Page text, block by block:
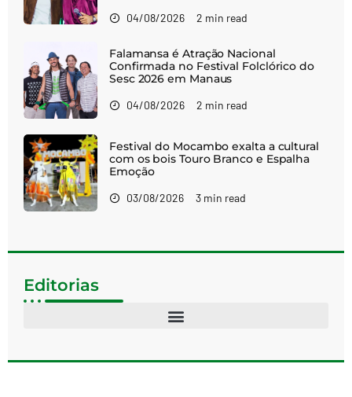
04/08/2026 2 min read
Falamansa é Atração Nacional
Confirmada no Festival Folclórico do
Sesc 2026 em Manaus
04/08/2026 2 min read
Festival do Mocambo exalta a cultural
com os bois Touro Branco e Espalha
Emoção
03/08/2026 3 min read
Editorias